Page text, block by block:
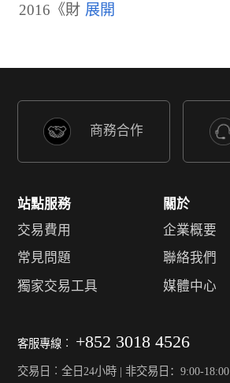
2016《財
商務合作
站點服務
交易費用
常見問題
獨家交易工具
關於
企業概要
聯絡我們
媒體中心
客服專線︰ +852 3018 4526
交易日︰全日24小時 | 非交易日：9:00-18:00